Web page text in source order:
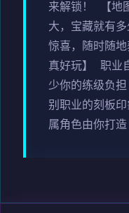
来解锁！ 【地
大，宝藏就有
惊喜，随时随
真好玩】 职业
少你的练级负
别职业的刻板
属角色由你打造